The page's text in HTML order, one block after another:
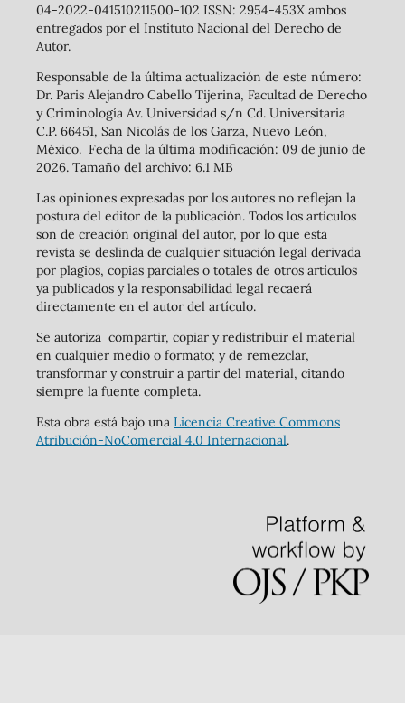
04-2022-041510211500-102 ISSN: 2954-453X ambos
entregados por el Instituto Nacional del Derecho de
Autor.
Responsable de la última actualización de este número:
Dr. Paris Alejandro Cabello Tijerina, Facultad de Derecho
y Criminología Av. Universidad s/n Cd. Universitaria
C.P. 66451, San Nicolás de los Garza, Nuevo León,
México. Fecha de la última modificación: 09 de junio de
2026. Tamaño del archivo: 6.1 MB
Las opiniones expresadas por los autores no reflejan la
postura del editor de la publicación. Todos los artículos
son de creación original del autor, por lo que esta
revista se deslinda de cualquier situación legal derivada
por plagios, copias parciales o totales de otros artículos
ya publicados y la responsabilidad legal recaerá
directamente en el autor del artículo.
Se autoriza compartir, copiar y redistribuir el material
en cualquier medio o formato; y de remezclar,
transformar y construir a partir del material, citando
siempre la fuente completa.
Esta obra está bajo una Licencia Creative Commons
Atribución-NoComercial 4.0 Internacional.